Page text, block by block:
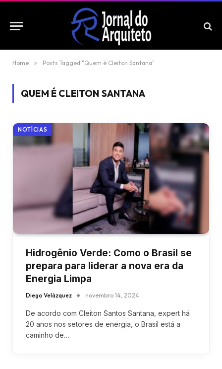
Home » Posts Tagged "Quem é Cleiton Santana"
QUEM É CLEITON SANTANA
NOTÍCIAS
Hidrogênio Verde: Como o Brasil se
prepara para liderar a nova era da
Energia Limpa
Diego Velázquez novembro 14, 2024
De acordo com Cleiton Santos Santana, expert há
20 anos nos setores de energia, o Brasil está a
caminho de…